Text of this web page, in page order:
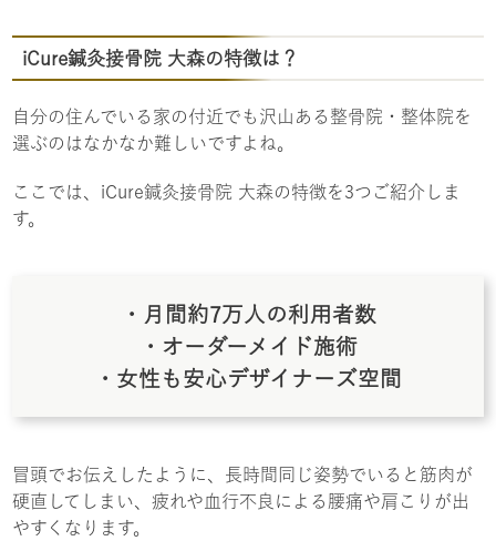
iCure鍼灸接骨院 大森の特徴は？
自分の住んでいる家の付近でも沢山ある整骨院・整体院を
選ぶのはなかなか難しいですよね。
ここでは、iCure鍼灸接骨院 大森の特徴を3つご紹介しま
す。
・月間約7万人の利用者数
・オーダーメイド施術
・女性も安心デザイナーズ空間
冒頭でお伝えしたように、長時間同じ姿勢でいると筋肉が
硬直してしまい、疲れや血行不良による腰痛や肩こりが出
やすくなります。